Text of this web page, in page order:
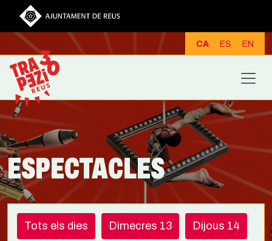
Vés al contingut
CA ES EN
ESPECTACLES
Tots els dies Dimecres 13 Dijous 14